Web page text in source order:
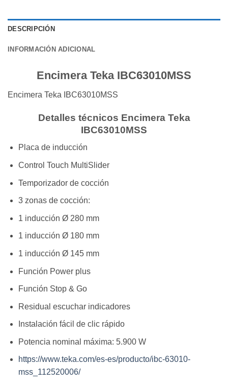
DESCRIPCIÓN
INFORMACIÓN ADICIONAL
Encimera Teka IBC63010MSS
Encimera Teka IBC63010MSS
Detalles técnicos Encimera Teka
IBC63010MSS
Placa de inducción
Control Touch MultiSlider
Temporizador de cocción
3 zonas de cocción:
1 inducción Ø 280 mm
1 inducción Ø 180 mm
1 inducción Ø 145 mm
Función Power plus
Función Stop & Go
Residual escuchar indicadores
Instalación fácil de clic rápido
Potencia nominal máxima: 5.900 W
https://www.teka.com/es-es/producto/ibc-63010-
mss_112520006/